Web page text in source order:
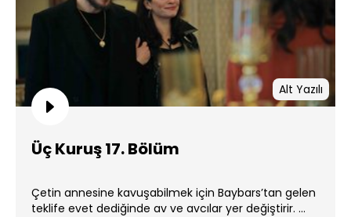
Alt Yazılı
Üç Kuruş 17. Bölüm
Çetin annesine kavuşabilmek için Baybars’tan gelen
teklife evet dediğinde av ve avcılar yer değiştirir. ...